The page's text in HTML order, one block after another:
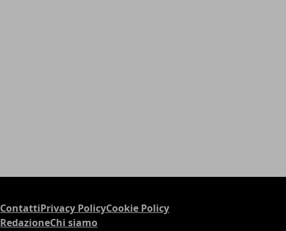
ContattiPrivacy PolicyCookie Policy
RedazioneChi siamo